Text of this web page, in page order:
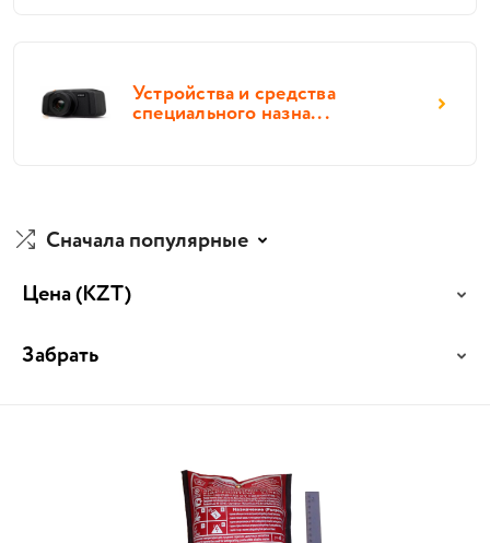
Устройства и средства
специального назна...
Сначала популярные
Цена(KZT)
Забрать